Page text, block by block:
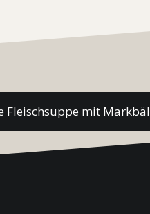
Fleischsuppe mit